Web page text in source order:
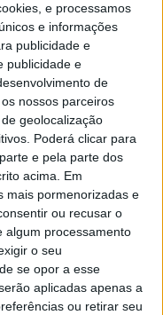
e processamos
e informações
publicidade e
publicidade e
de
nossos parceiros
geolocalização
Poderá clicar para
e pela parte dos
acima. Em
mais pormenorizadas e
ou recusar o
algum processamento
o seu
se opor a esse
aplicadas apenas a
ou retirar seu
raízes em Sturgis
Chief Vintage
revelada
vai
motorização média,
uma